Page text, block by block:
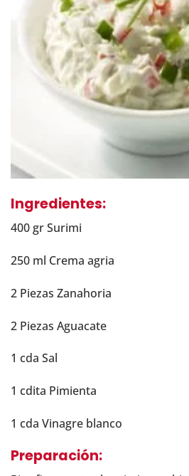
Ingredientes:
400 gr Surimi
250 ml Crema agria
2 Piezas Zanahoria
2 Piezas Aguacate
1 cda Sal
1 cdita Pimienta
1 cda Vinagre blanco
Preparación: